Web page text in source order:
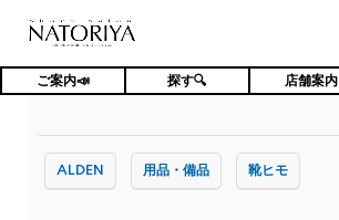
ご案内📣 探す🔍 店舗案内
TOP ケア用品・消耗品
ALDEN 用品・備品 靴ヒモ